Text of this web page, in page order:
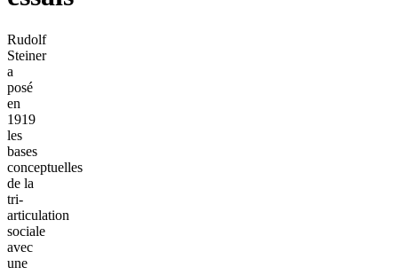
Rudolf
Steiner
a
posé
en
1919
les
bases
conceptuelles
de la
tri-
articulation
sociale
avec
une